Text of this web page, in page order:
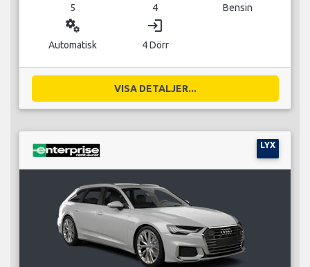
5 4 Bensin
miscellaneous_services
Automatisk
login
4 Dörr
VISA DETALJER...
LYX